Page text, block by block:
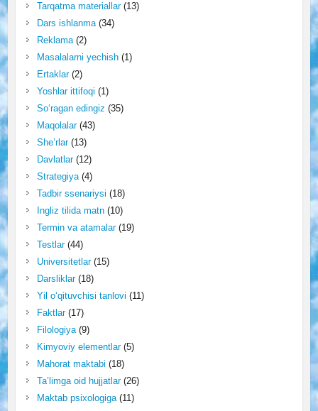
Tarqatma materiallar(13)
Dars ishlanma(34)
Reklama(2)
Masalalarni yechish(1)
Ertaklar(2)
Yoshlar ittifoqi (1)
So‘ragan edingiz (35)
Maqolalar(43)
She’rlar(13)
Davlatlar(12)
Strategiya(4)
Tadbir ssenariysi (18)
Ingliz tilida matn(10)
Termin va atamalar(19)
Testlar(44)
Universitetlar(15)
Darsliklar(18)
Yil o‘qituvchisi tanlovi (11)
Faktlar(17)
Filologiya(9)
Kimyoviy elementlar(5)
Mahorat maktabi (18)
Ta’limga oid hujjatlar(26)
Maktab psixologiga(11)